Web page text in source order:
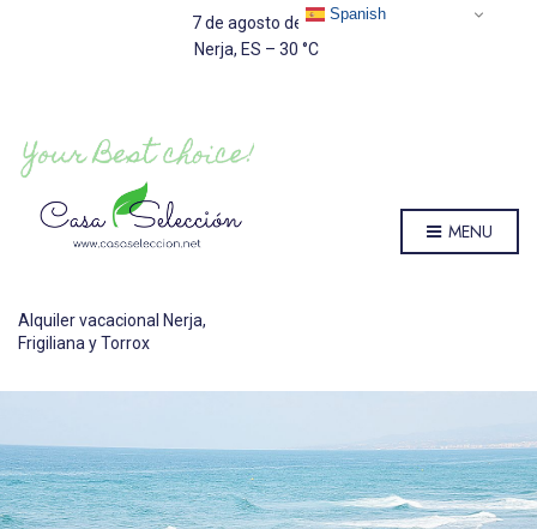
7 de agosto de 2026
Nerja, ES – 30 C
Alquiler vacacional Nerja,
Frigiliana y Torrox
MENU
Spanish